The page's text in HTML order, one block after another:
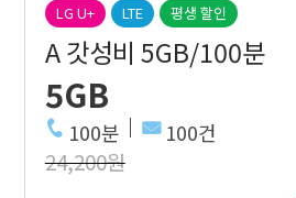
LG U+ LTE 평생 할인
A 갓성비 5GB/100분
5GB
100분 100건
24,200원